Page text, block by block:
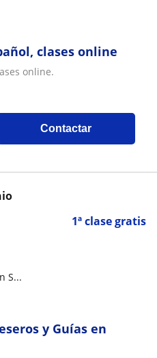
clases online
online.
Contactar
1ª clase gratis
S...
y Guías en